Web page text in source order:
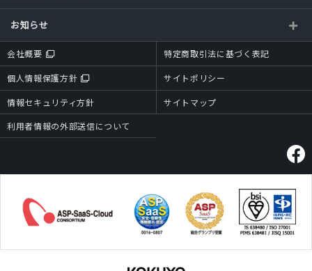
お知らせ
会社概要 特定商取引法に基づく表記
個人情報保護方針 サイトポリシー
情報セキュリティ方針
サイトマップ
利用者情報の外部送信について